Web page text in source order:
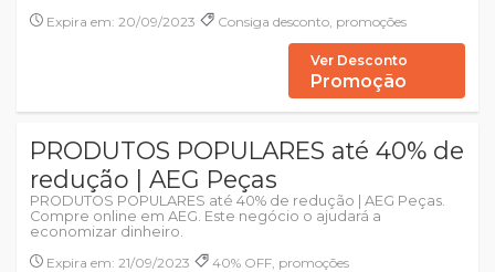
Expira em: 20/09/2023
Consiga desconto, promoções
Ver Desconto
Promoção
PRODUTOS POPULARES até 40% de
redução | AEG Peças
PRODUTOS POPULARES até 40% de redução | AEG Peças.
Compre online em AEG. Este negócio o ajudará a
economizar dinheiro.
Expira em: 21/09/2023
40% OFF, promoções